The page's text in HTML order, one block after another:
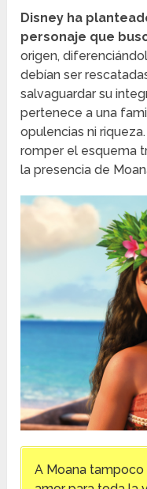
Disney ha
personaje que
origen,
debían ser
salvaguardar su
pertenece a una
opulencias ni
romper el esquema
la presencia de
A Moana